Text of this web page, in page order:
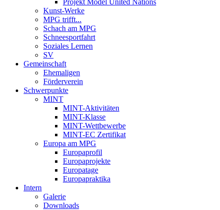
Projekt Model United Nations
Kunst-Werke
MPG trifft...
Schach am MPG
Schneesportfahrt
Soziales Lernen
SV
Gemeinschaft
Ehemaligen
Förderverein
Schwerpunkte
MINT
MINT-Aktivitäten
MINT-Klasse
MINT-Wettbewerbe
MINT-EC Zertifikat
Europa am MPG
Europaprofil
Europaprojekte
Europatage
Europapraktika
Intern
Galerie
Downloads